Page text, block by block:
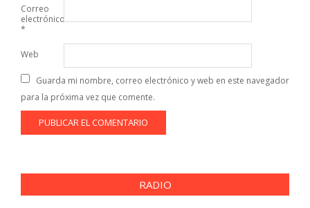
Correo
electrónico
*
Web
Guarda mi nombre, correo electrónico y web en este navegador
para la próxima vez que comente.
RADIO